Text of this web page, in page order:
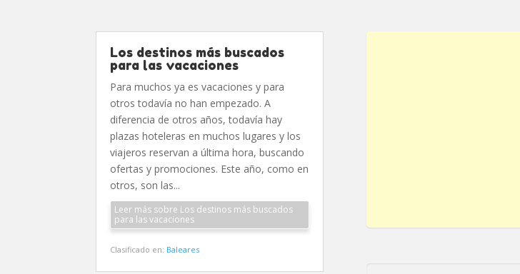
Los destinos más buscados
para las vacaciones
Para muchos ya es vacaciones y para
otros todavía no han empezado. A
diferencia de otros años, todavía hay
plazas hoteleras en muchos lugares y los
viajeros reservan a última hora, buscando
ofertas y promociones. Este año, como en
otros, son las...
Leer más sobre Los destinos más buscados
para las vacaciones
Clasificado en: Baleares